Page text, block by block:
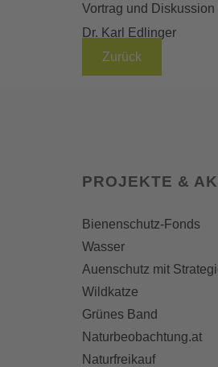
Vortrag und Diskussion
Dr. Karl Edlinger
Zurück
PROJEKTE &
Bienenschutz-Fonds
Wasser
Auenschutz mit
Wildkatze
Grünes Band
Naturbeobachtung.at
Naturfreikauf